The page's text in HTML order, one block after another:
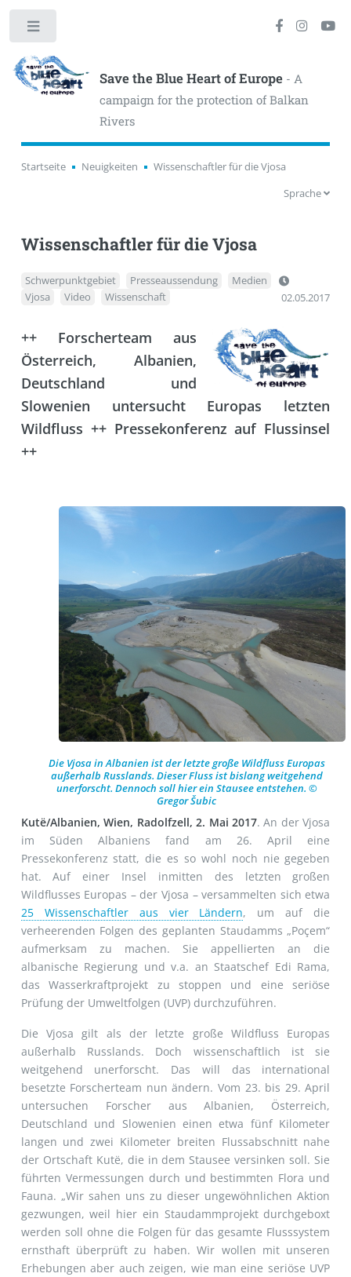
Save the Blue Heart of Europe- A
campaign for the protection of Balkan
Rivers
Startseite Neuigkeiten
Wissenschaftler für die Vjosa
Sprache
Wissenschaftler für die Vjosa
Schwerpunktgebiet Presseaussendung
Medien
Vjosa
Video Wissenschaft 02.05.2017
++ Forscherteam aus
Österreich, Albanien,
Deutschland und
Slowenien untersucht Europas letzten
Wildfluss ++ Pressekonferenz auf Flussinsel
++
Die Vjosa in Albanien ist der letzte große Wildfluss Europas
außerhalb Russlands. Dieser Fluss ist bislang weitgehend
unerforscht. Dennoch soll hier ein Stausee entstehen. ©
Gregor Šubic
Kutë/Albanien, Wien, Radolfzell, 2. Mai 2017. An der Vjosa
im Süden Albaniens fand am 26. April eine
Pressekonferenz statt, die es so wohl noch nie gegeben
hat. Auf einer Insel inmitten des letzten großen
Wildflusses Europas – der Vjosa – versammelten sich etwa
25 Wissenschaftler aus vier Ländern, um auf die
verheerenden Folgen des geplanten Staudamms „Poçem“
aufmerksam zu machen. Sie appellierten an die
albanische Regierung und v.a. an Staatschef Edi Rama,
das Wasserkraftprojekt zu stoppen und eine seriöse
Prüfung der Umweltfolgen (UVP) durchzuführen.
Die Vjosa gilt als der letzte große Wildfluss Europas
außerhalb Russlands. Doch wissenschaftlich ist sie
weitgehend unerforscht. Das will das international
besetzte Forscherteam nun ändern. Vom 23. bis 29. April
untersuchen Forscher aus Albanien, Österreich,
Deutschland und Slowenien einen etwa fünf Kilometer
langen und zwei Kilometer breiten Flussabschnitt nahe
der Ortschaft Kutë, die in dem Stausee versinken soll. Sie
führten Vermessungen durch und bestimmten Flora und
Fauna. „Wir sahen uns zu dieser ungewöhnlichen Aktion
gezwungen, weil hier ein Staudammprojekt durchgeboxt
werden soll ohne die Folgen für das gesamte Flusssystem
ernsthaft überprüft zu haben. Wir wollen mit unseren
Erhebungen aber auch zeigen, wie man eine seriöse UVP